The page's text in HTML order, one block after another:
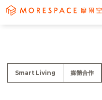
Smart Living 媒體合作